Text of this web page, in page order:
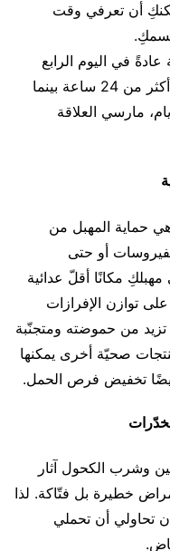
أن تعرفي وقت
في اليوم الرابع
عشر تقريبًا. وبما أن البويضة لا تعيش أكثر من 24 ساعة بينما
المنوية تعيش من 3 إلى 5 أيام، مارسي العلاقة
هي حماية المهبل من
أو حتى
مهبلكِ مكانًا أقلّ عدائية
توازن الإفرازات
تزيد من حموضته ومتجنّبة
صحيّة أخرى يمكنها
تخفيض فرص الحمل.
وشرب الكحول آثار
خطيرة بل فتّاكة. لذا
تحاولي أن تحملي